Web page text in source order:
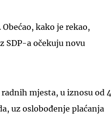
. Obećao, kako je rekao,
SDP-a očekuju novu
mjesta, u iznosu od 4
uz oslobođenje plaćanja